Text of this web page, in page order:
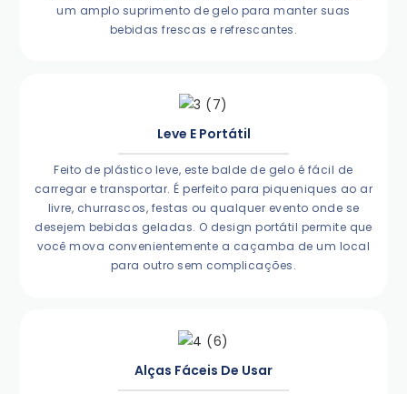
um amplo suprimento de gelo para manter suas
bebidas frescas e refrescantes.
Leve E Portátil
Feito de plástico leve, este balde de gelo é fácil de
carregar e transportar. É perfeito para piqueniques ao ar
livre, churrascos, festas ou qualquer evento onde se
desejem bebidas geladas. O design portátil permite que
você mova convenientemente a caçamba de um local
para outro sem complicações.
Alças Fáceis De Usar